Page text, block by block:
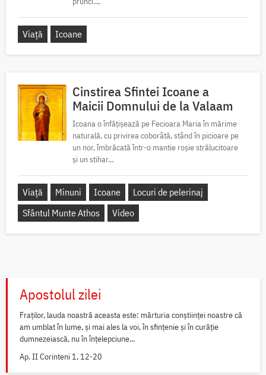
Viață Icoane
Cinstirea Sfintei Icoane a
Maicii Domnului de la Valaam
Icoana o înfățișează pe Fecioara Maria în mărime
naturală, cu privirea coborâtă, stând în picioare pe
un nor, îmbrăcată într-o mantie roșie strălucitoare
și un stihar...
Viață Minuni Icoane
Locuri de pelerinaj
Sfântul Munte Athos
Video
Apostolul zilei
Fraților, lauda noastră aceasta este: mărturia conștiinței noastre că
am umblat în lume, și mai ales la voi, în sfințenie și în curăție
dumnezeiască, nu în înțelepciune...
Ap. II Corinteni 1, 12-20